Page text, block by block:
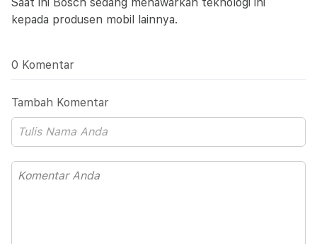
kepada produsen mobil lainnya.
0 Komentar
Tambah Komentar